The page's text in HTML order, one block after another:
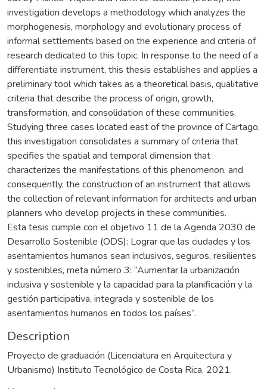
investigation develops a methodology which analyzes the
morphogenesis, morphology and evolutionary process of
informal settlements based on the experience and criteria of
research dedicated to this topic. In response to the need of a
differentiate instrument, this thesis establishes and applies a
preliminary tool which takes as a theoretical basis, qualitative
criteria that describe the process of origin, growth,
transformation, and consolidation of these communities.
Studying three cases located east of the province of Cartago,
this investigation consolidates a summary of criteria that
specifies the spatial and temporal dimension that
characterizes the manifestations of this phenomenon, and
consequently, the construction of an instrument that allows
the collection of relevant information for architects and urban
planners who develop projects in these communities.
Esta tesis cumple con el objetivo 11 de la Agenda 2030 de
Desarrollo Sostenible (ODS): Lograr que las ciudades y los
asentamientos humanos sean inclusivos, seguros, resilientes
y sostenibles, meta número 3: “Aumentar la urbanización
inclusiva y sostenible y la capacidad para la planificación y la
gestión participativa, integrada y sostenible de los
asentamientos humanos en todos los países”.
Description
Proyecto de graduación (Licenciatura en Arquitectura y
Urbanismo) Instituto Tecnológico de Costa Rica, 2021.